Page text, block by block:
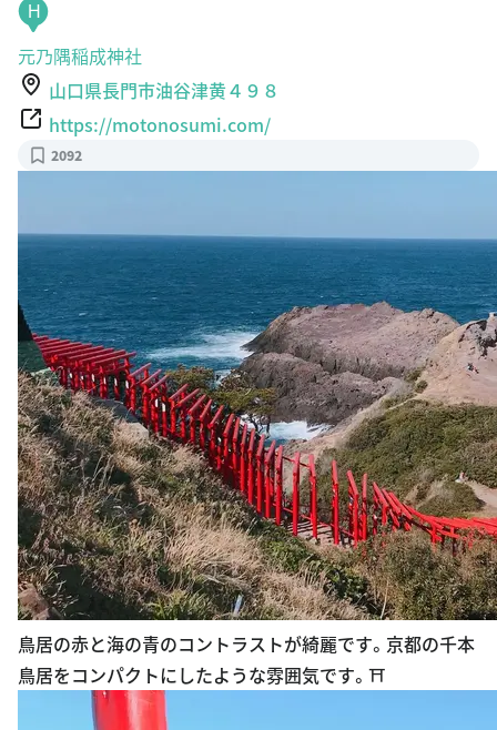
H
元乃隅稲成神社
山口県長門市油谷津黄４９８
https://motonosumi.com/
2092
鳥居の赤と海の青のコントラストが綺麗です。京都の千本
鳥居をコンパクトにしたような雰囲気です。⛩